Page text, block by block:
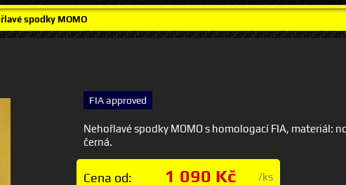
spodky MOMO
FIA approved
Nehořlavé spodky MOMO s homologací FIA, materiál:
černá.
Cena od: 1 090 Kč /ks